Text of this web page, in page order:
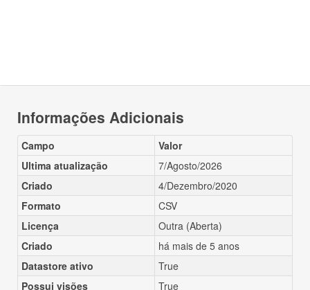
Informações Adicionais
Campo
Valor
Ultima atualização
7/Agosto/2026
Criado
4/Dezembro/2020
Formato
CSV
Licença
Outra (Aberta)
Criado
há mais de 5 anos
Datastore ativo
True
Possui visões
True